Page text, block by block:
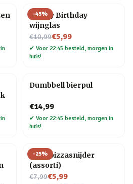
-45%
Happy Birthday
wijnglas
€10,99
Nu voor€5,99
✔ Voor 22:45 besteld, morgen in
huis!
Dumbbell bierpul
€14,99
✔ Voor 22:45 besteld, morgen in
huis!
-25%
Fiets pizzasnijder
(assorti)
€7,99
Nu voor€5,99